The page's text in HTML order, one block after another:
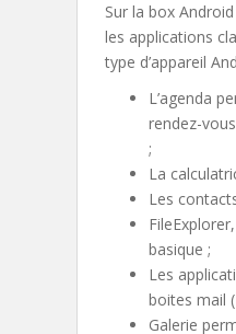
Sur la box
les applications
type d’appareil
L’agenda
rendez-
;
La
Les
basique ;
Les
boites mail
Galerie